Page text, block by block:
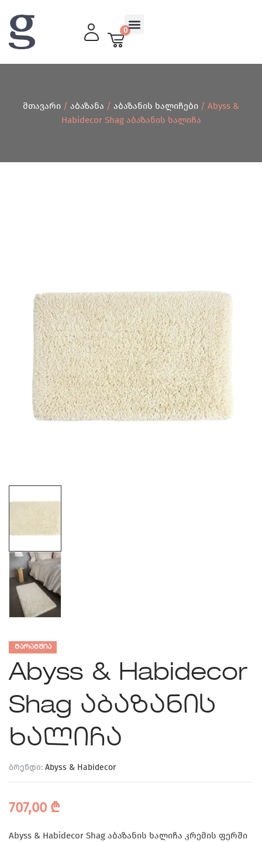
0
მთავარი / აბაზანა / აბაზანის ხალიჩები / Abyss &
Habidecor Shag Აბაზანის Ხალიჩა
ᲛᲐᲠᲐᲒᲨᲘᲐ
Abyss & Habidecor
Shag აბაზანის
ხალიჩა
ბრენდი: Abyss & Habidecor
707,00 ₾
Abyss & Habidecor Shag აბაზანის ხალიჩა კრემის ფერში